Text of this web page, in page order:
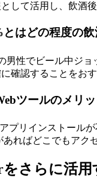
して活用し、飲酒
はどの程度の
男性でビール中ジ
確認することをお
ツールのメリ
プリインストール
ればどこでもアク
さらに活